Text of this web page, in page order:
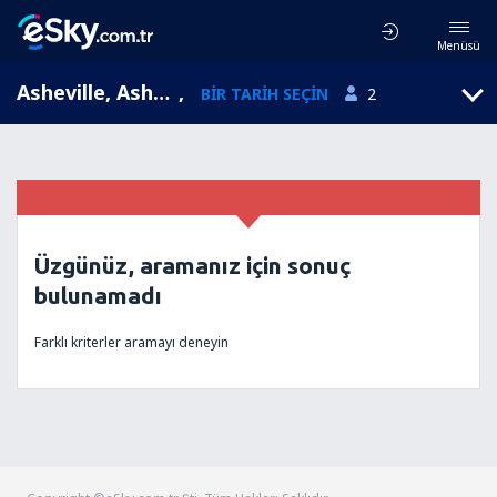
Menüsü
Asheville, Asheville, Kuzey Karolina, Amerika Birleşik Devletleri (AVL) , BIR TARIH SEÇIN 2
Üzgünüz, aramanız için sonuç
bulunamadı
Farklı kriterler aramayı deneyin